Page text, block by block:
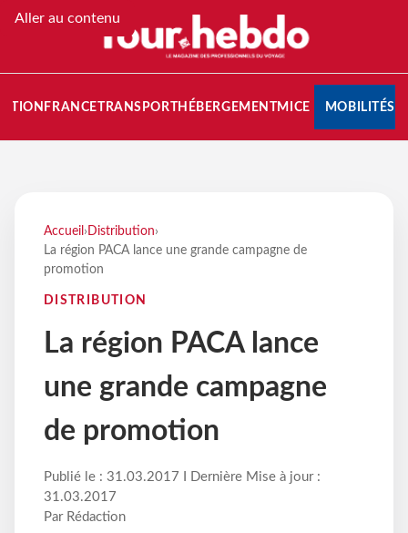
Aller au contenu
FRANCETRANSPORT HÉBERGEMENTMICE MOBILITÉS
Accueil › Distribution›
La région PACA lance une grande campagne de
promotion
DISTRIBUTION
La région PACA lance
une grande campagne
de promotion
Publié le : 31.03.2017 I Dernière Mise à jour :
31.03.2017
Par Rédaction